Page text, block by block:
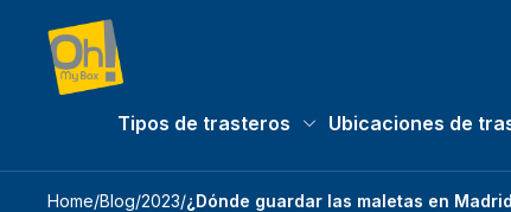
Tipos de trasteros Ubicaciones de
Home/Blog/2023/¿Dónde guardar las maletas en